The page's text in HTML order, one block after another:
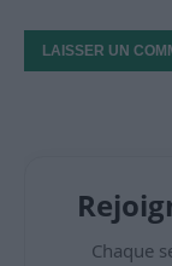
Chaque